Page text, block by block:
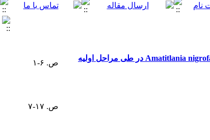
مطالعه الگوهای رشد آلومتریک و توسعه خصوصیات ریختی ماهی سیچلاید گورخری (Amatitlania nigrofasciatum (Günther, 1866 در طی مراحل اولیه
ص. ۶-۱
ص. ۱۷-۷